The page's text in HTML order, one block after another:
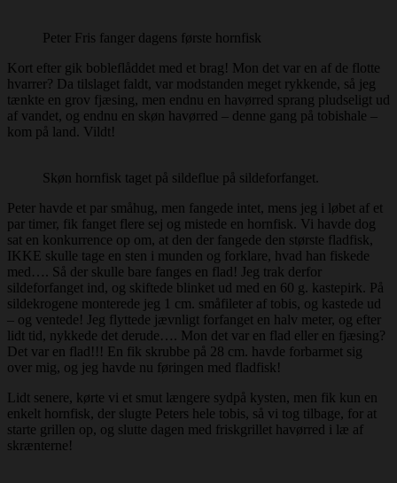
Peter Fris fanger dagens første hornfisk
Kort efter gik bobleflåddet med et brag! Mon det var en af de flotte
hvarrer? Da tilslaget faldt, var modstanden meget rykkende, så jeg
tænkte en grov fjæsing, men endnu en havørred sprang pludseligt ud
af vandet, og endnu en skøn havørred – denne gang på tobishale –
kom på land. Vildt!
Skøn hornfisk taget på sildeflue på sildeforfanget.
Peter havde et par småhug, men fangede intet, mens jeg i løbet af et
par timer, fik fanget flere sej og mistede en hornfisk. Vi havde dog
sat en konkurrence op om, at den der fangede den største fladfisk,
IKKE skulle tage en sten i munden og forklare, hvad han fiskede
med…. Så der skulle bare fanges en flad! Jeg trak derfor
sildeforfanget ind, og skiftede blinket ud med en 60 g. kastepirk. På
sildekrogene monterede jeg 1 cm. småfileter af tobis, og kastede ud
– og ventede! Jeg flyttede jævnligt forfanget en halv meter, og efter
lidt tid, nykkede det derude…. Mon det var en flad eller en fjæsing?
Det var en flad!!! En fik skrubbe på 28 cm. havde forbarmet sig
over mig, og jeg havde nu føringen med fladfisk!
Lidt senere, kørte vi et smut længere sydpå kysten, men fik kun en
enkelt hornfisk, der slugte Peters hele tobis, så vi tog tilbage, for at
starte grillen op, og slutte dagen med friskgrillet havørred i læ af
skrænterne!